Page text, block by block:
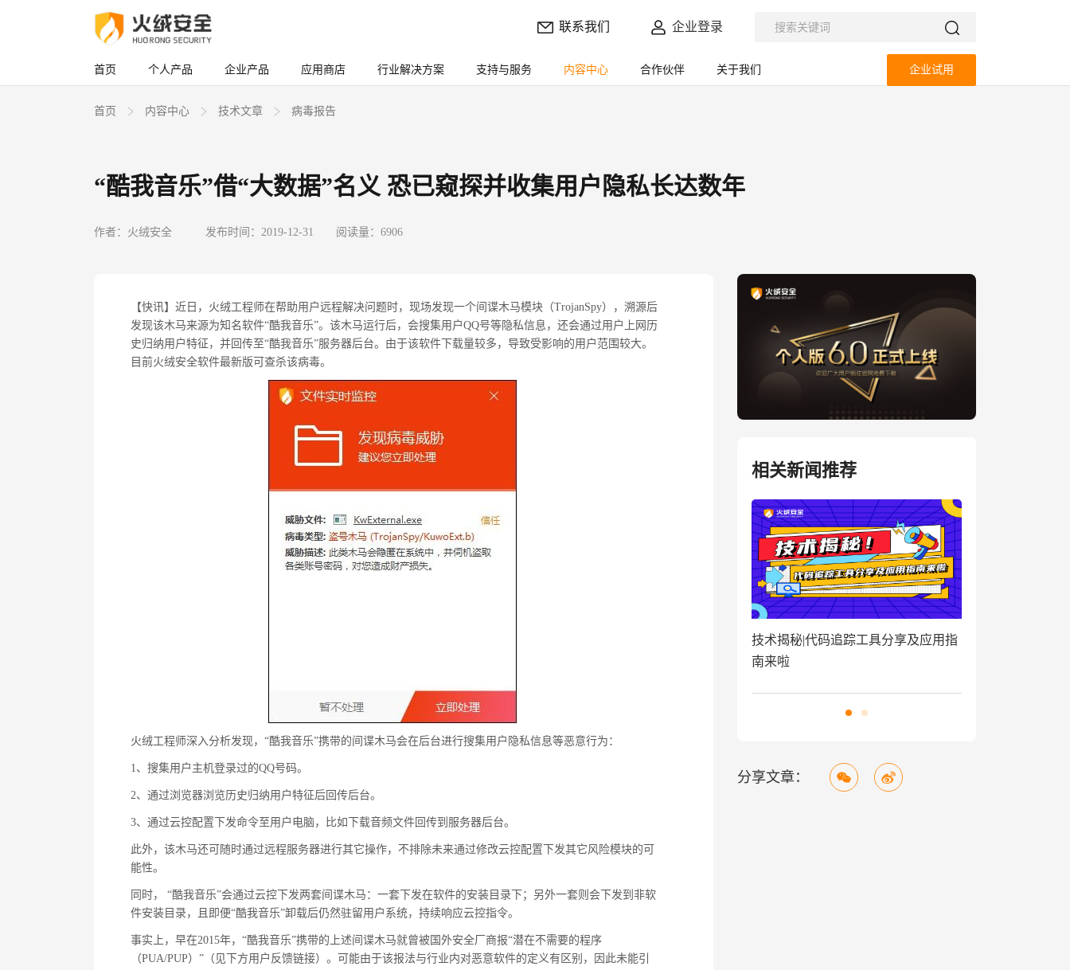
联系我们 企业登录
首页 个人产品 企业产品 应用商店 行业解决方案 支持与服务 内容中心 合作伙伴 关于我们 企业试用
首页 内容中心 技术文章 病毒报告
“酷我音乐”借“大数据”名义 恐已窥探并收集用户隐私长达数年
作者：火绒安全 发布时间：2019-12-31 阅读量：6906
【快讯】近日，火绒工程师在帮助用户远程解决问题时，现场发现一个间谍木马模块（TrojanSpy），溯源后
发现该木马来源为知名软件“酷我音乐”。该木马运行后，会搜集用户QQ号等隐私信息，还会通过用户上网历
史归纳用户特征，并回传至“酷我音乐”服务器后台。由于该软件下载量较多，导致受影响的用户范围较大。
目前火绒安全软件最新版可查杀该病毒。
火绒工程师深入分析发现，“酷我音乐”携带的间谍木马会在后台进行搜集用户隐私信息等恶意行为：
1、搜集用户主机登录过的QQ号码。
2、通过浏览器浏览历史归纳用户特征后回传后台。
3、通过云控配置下发命令至用户电脑，比如下载音频文件回传到服务器后台。
此外，该木马还可随时通过远程服务器进行其它操作，不排除未来通过修改云控配置下发其它风险模块的可
能性。
同时， “酷我音乐”会通过云控下发两套间谍木马：一套下发在软件的安装目录下；另外一套则会下发到非软
件安装目录，且即便“酷我音乐”卸载后仍然驻留用户系统，持续响应云控指令。
事实上，早在2015年，“酷我音乐”携带的上述间谍木马就曾被国外安全厂商报“潜在不需要的程序
（PUA/PUP）”（见下方用户反馈链接）。可能由于该报法与行业内对恶意软件的定义有区别，因此未能引
相关新闻推荐
技术揭秘|代码追踪工具分享及应用指
南来啦
分享文章：